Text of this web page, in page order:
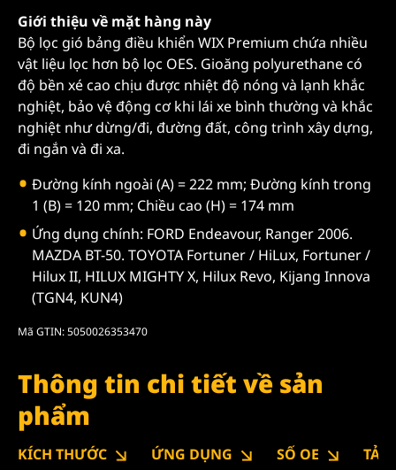
Giới thiệu về mặt hàng này
Bộ lọc gió bảng điều khiển WIX Premium chứa nhiều
vật liệu lọc hơn bộ lọc OES. Gioăng polyurethane có
độ bền xé cao chịu được nhiệt độ nóng và lạnh khắc
nghiệt, bảo vệ động cơ khi lái xe bình thường và khắc
nghiệt như dừng/đi, đường đất, công trình xây dựng,
đi ngắn và đi xa.
Đường kính ngoài (A) = 222 mm; Đường kính trong
1 (B) = 120 mm; Chiều cao (H) = 174 mm
Ứng dụng chính: FORD Endeavour, Ranger 2006.
MAZDA BT-50. TOYOTA Fortuner / HiLux, Fortuner /
Hilux II, HILUX MIGHTY X, Hilux Revo, Kijang Innova
(TGN4, KUN4)
Mã GTIN: 5050026353470
Thông tin chi tiết về sản
phẩm
KÍCH THƯỚC ỨNG DỤNG SỐ OE TẢI